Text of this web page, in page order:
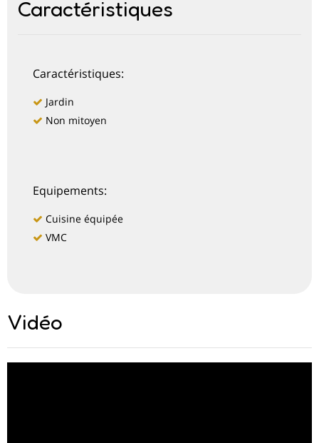
Caractéristiques
Caractéristiques:
Jardin
Non mitoyen
Equipements:
Cuisine équipée
VMC
Vidéo